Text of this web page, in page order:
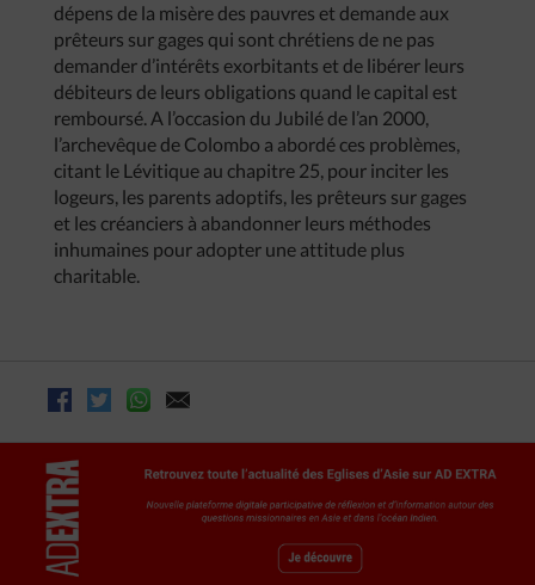
dépens de la misère des pauvres et demande aux
prêteurs sur gages qui sont chrétiens de ne pas
demander d’intérêts exorbitants et de libérer leurs
débiteurs de leurs obligations quand le capital est
remboursé. A l’occasion du Jubilé de l’an 2000,
l’archevêque de Colombo a abordé ces problèmes,
citant le Lévitique au chapitre 25, pour inciter les
logeurs, les parents adoptifs, les prêteurs sur gages
et les créanciers à abandonner leurs méthodes
inhumaines pour adopter une attitude plus
charitable.